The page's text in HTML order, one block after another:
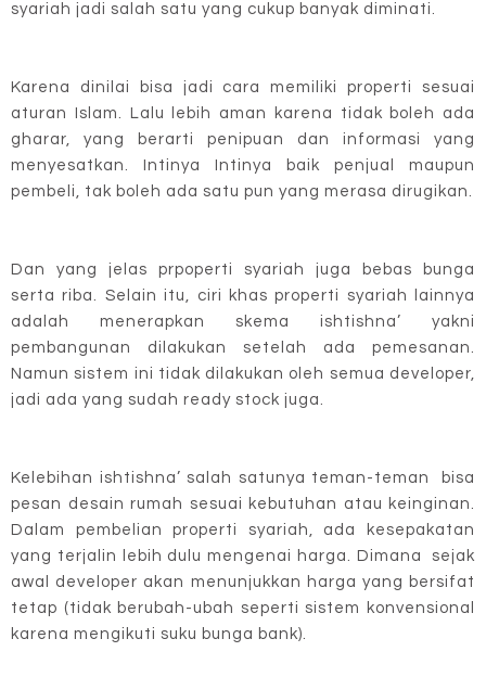
syariah jadi salah satu yang cukup banyak diminati.
Karena dinilai bisa jadi cara memiliki properti sesuai
aturan Islam. Lalu lebih aman karena tidak boleh ada
gharar, yang berarti penipuan dan informasi yang
menyesatkan. Intinya Intinya baik penjual maupun
pembeli, tak boleh ada satu pun yang merasa dirugikan.
Dan yang jelas prpoperti syariah juga bebas bunga
serta riba. Selain itu, ciri khas properti syariah lainnya
adalah menerapkan skema ishtishna’ yakni
pembangunan dilakukan setelah ada pemesanan.
Namun sistem ini tidak dilakukan oleh semua developer,
jadi ada yang sudah ready stock juga.
Kelebihan ishtishna’ salah satunya teman-teman bisa
pesan desain rumah sesuai kebutuhan atau keinginan.
Dalam pembelian properti syariah, ada kesepakatan
yang terjalin lebih dulu mengenai harga. Dimana sejak
awal developer akan menunjukkan harga yang bersifat
tetap (tidak berubah-ubah seperti sistem konvensional
karena mengikuti suku bunga bank).